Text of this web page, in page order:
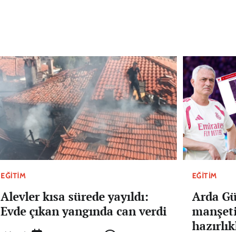
EĞITIM
Alevler kısa sürede yayıldı:
Evde çıkan yangında can verdi
EĞITIM
Arda